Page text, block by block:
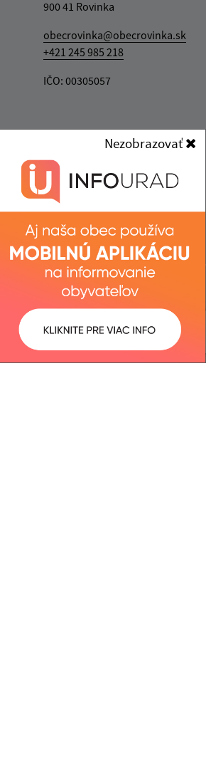
Nezobrazovať
900 41 Rovinka
obecrovinka@obecrovinka.sk
+421 245 985 218
IČO: 00305057